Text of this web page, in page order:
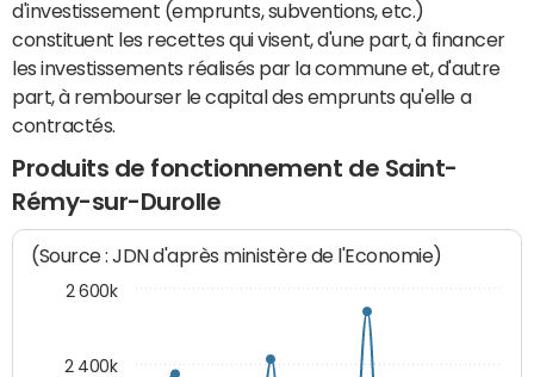
d'investissement (emprunts, subventions, etc.)
constituent les recettes qui visent, d'une part, à financer
les investissements réalisés par la commune et, d'autre
part, à rembourser le capital des emprunts qu'elle a
contractés.
Produits de fonctionnement de Saint-
Rémy-sur-Durolle
(Source : JDN d'après ministère de l'Economie)
2 400k
2 600k